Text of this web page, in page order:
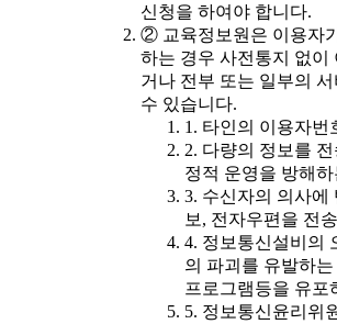
신청을 하여야 합니다.
② 교육정보원은 이용자
하는 경우 사전통지 없이
거나 전부 또는 일부의
수 있습니다.
1. 타인의 이용자번
2. 다량의 정보를
정적 운영을 방해
3. 수신자의 의사에
보, 전자우편을 전
4. 정보통신설비의
의 파괴를 유발하
프로그램등을 유포
5. 정보통신윤리위